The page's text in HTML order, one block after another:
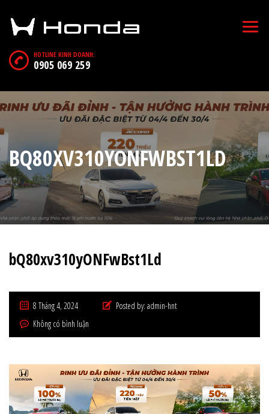
HOTLINE KINH DOANH:
0905 069 259
BQ80XV310YONFWBST1LD
bQ80xv310yONFwBst1Ld
8 Tháng 4, 2024 Posted by: admin-hnt
Không có bình luận